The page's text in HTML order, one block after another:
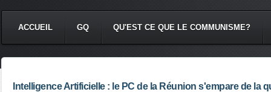
ACCUEIL GQ QU'EST CE QUE LE COMMUNISME?
Intelligence Artificielle : le PC de la Réunion s'empare de la